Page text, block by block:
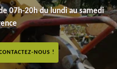
07h-20h du lundi au samedi
NOUS !